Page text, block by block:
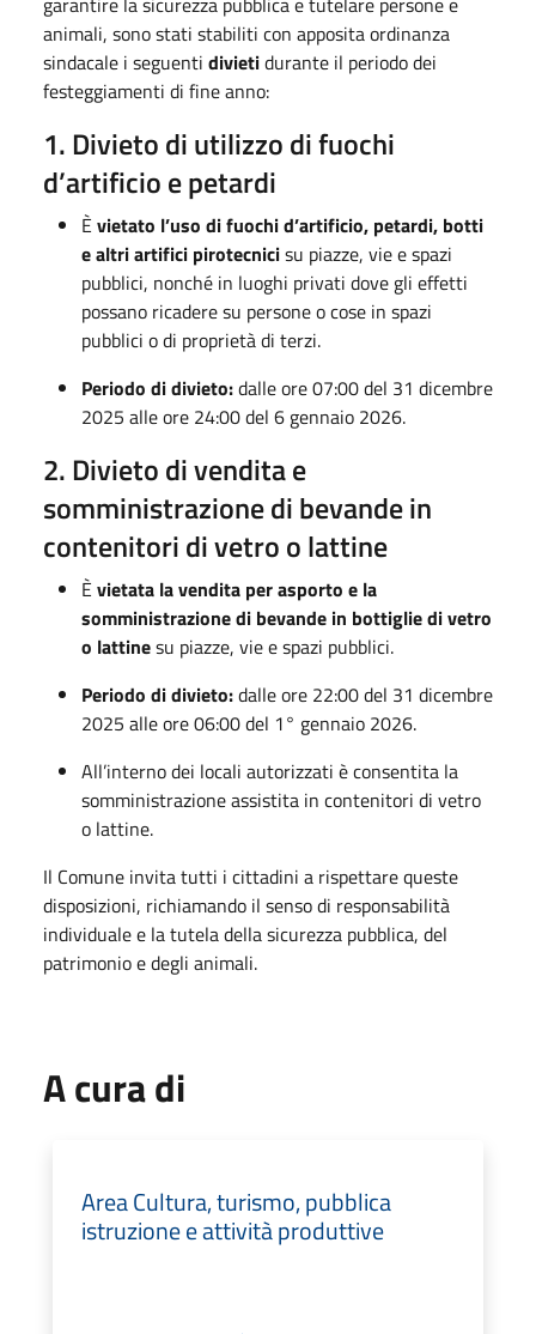
animali, sono stati stabiliti con apposita ordinanza
sindacale i seguenti divietidurante il periodo dei
festeggiamenti di fine anno:
1. Divieto di utilizzo di fuochi
d’artificio e petardi
È vietato l’uso di fuochi d’artificio, petardi, botti
e altri artifici pirotecnicisu piazze, vie e spazi
pubblici, nonché in luoghi privati dove gli effetti
possano ricadere su persone o cose in spazi
pubblici o di proprietà di terzi.
Periodo di divieto:dalle ore 07:00 del 31 dicembre
2025 alle ore 24:00 del 6 gennaio 2026.
2. Divieto di vendita e
somministrazione di bevande in
contenitori di vetro o lattine
È vietata la vendita per asporto e la
somministrazione di bevande in bottiglie di vetro
o lattinesu piazze, vie e spazi pubblici.
Periodo di divieto:dalle ore 22:00 del 31 dicembre
2025 alle ore 06:00 del 1° gennaio 2026.
All’interno dei locali autorizzati è consentita la
somministrazione assistita in contenitori di vetro
o lattine.
Il Comune invita tutti i cittadini a rispettare queste
disposizioni, richiamando il senso di responsabilità
individuale e la tutela della sicurezza pubblica, del
patrimonio e degli animali.
A cura di
Area Cultura, turismo, pubblica
istruzione e attività produttive